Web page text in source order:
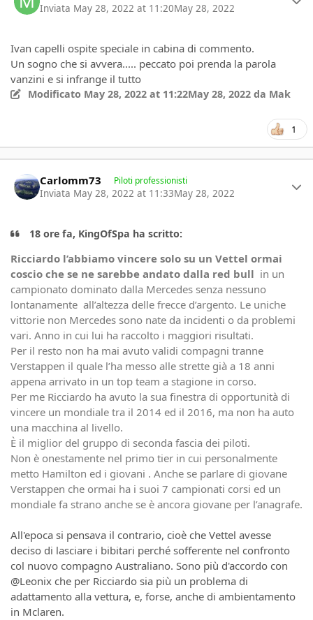
Inviata May 28, 2022 at 11:20May 28, 2022
Ivan capelli ospite speciale in cabina di commento.
Un sogno che si avvera..... peccato poi prenda la parola
vanzini e si infrange il tutto
Modificato May 28, 2022 at 11:22May 28, 2022 da Mak
1
Carlomm73 Piloti professionisti
Inviata May 28, 2022 at 11:33May 28, 2022
18 ore fa, KingOfSpa ha scritto:
Ricciardo l’abbiamo vincere solo su un Vettel ormai
coscio che se ne sarebbe andato dalla red bull in un
campionato dominato dalla Mercedes senza nessuno
lontanamente all’altezza delle frecce d’argento. Le uniche
vittorie non Mercedes sono nate da incidenti o da problemi
vari. Anno in cui lui ha raccolto i maggiori risultati.
Per il resto non ha mai avuto validi compagni tranne
Verstappen il quale l’ha messo alle strette già a 18 anni
appena arrivato in un top team a stagione in corso.
Per me Ricciardo ha avuto la sua finestra di opportunità di
vincere un mondiale tra il 2014 ed il 2016, ma non ha auto
una macchina al livello.
È il miglior del gruppo di seconda fascia dei piloti.
Non è onestamente nel primo tier in cui personalmente
metto Hamilton ed i giovani . Anche se parlare di giovane
Verstappen che ormai ha i suoi 7 campionati corsi ed un
mondiale fa strano anche se è ancora giovane per l’anagrafe.
All'epoca si pensava il contrario, cioè che Vettel avesse
deciso di lasciare i bibitari perché sofferente nel confronto
col nuovo compagno Australiano. Sono più d'accordo con
@Leonix che per Ricciardo sia più un problema di
adattamento alla vettura, e, forse, anche di ambientamento
in Mclaren.